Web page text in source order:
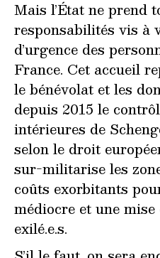
Mais l’État ne prend
responsabilités vis à
d’urgence des
France. Cet accueil
le bénévolat et les
depuis 2015 le
intérieures de
selon le droit
sur-militarise les
coûts exorbitants
médiocre et une
exilé.e.s.